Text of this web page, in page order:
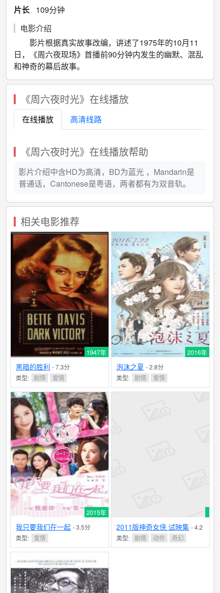
片长
109分钟
电影介绍
影片根据真实故事改编，讲述了1975年的10月11
日，《周六夜现场》首播前90分钟内发生的幽默、混乱
和神奇的幕后故事。
《周六夜时光》在线播放
在线播放 高清线路
《周六夜时光》在线播放帮助
影片介绍中含HD为高清，BD为蓝光 ，Mandarin是
普通话，Cantonese是粤语，两者都有为双音轨。
相关电影推荐
1947年
黑暗的胜利 - 7.3分
类型: 剧情 爱情
2016年
泡沫之夏 - 2.8分
类型: 剧情 爱情
2015年
我只要我们在一起 - 3.5分
类型:
爱情
2011版神奇女侠 试映集 - 4.2
分
类型: 剧情 动作 奇幻